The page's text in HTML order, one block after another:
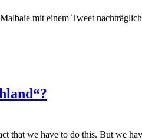
mit einem Tweet
that we have to do this. But we